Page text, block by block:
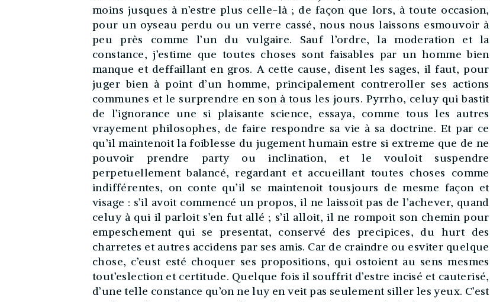
moins jusques à n’estre plus celle-là ; de façon que lors, à toute occasion,
pour un oyseau perdu ou un verre cassé, nous nous laissons esmouvoir à
peu près comme l’un du vulgaire. Sauf l’ordre, la moderation et la
constance, j’estime que toutes choses sont faisables par un homme bien
manque et deffaillant en gros. A cette cause, disent les sages, il faut, pour
juger bien à point d’un homme, principalement contreroller ses actions
communes et le surprendre en son à tous les jours. Pyrrho, celuy qui bastit
de l’ignorance une si plaisante science, essaya, comme tous les autres
vrayement philosophes, de faire respondre sa vie à sa doctrine. Et par ce
qu’il maintenoit la foiblesse du jugement humain estre si extreme que de ne
pouvoir prendre party ou inclination, et le vouloit suspendre
perpetuellement balancé, regardant et accueillant toutes choses comme
indifférentes, on conte qu’il se maintenoit tousjours de mesme façon et
visage : s’il avoit commencé un propos, il ne laissoit pas de l’achever, quand
celuy à qui il parloit s’en fut allé ; s’il alloit, il ne rompoit son chemin pour
empeschement qui se presentat, conservé des precipices, du hurt des
charretes et autres accidens par ses amis. Car de craindre ou esviter quelque
chose, c’eust esté choquer ses propositions, qui ostoient au sens mesmes
tout’eslection et certitude. Quelque fois il souffrit d’estre incisé et cauterisé,
d’une telle constance qu’on ne luy en veit pas seulement siller les yeux. C’est